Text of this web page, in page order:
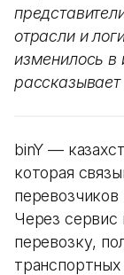
отрасли и
изменилось в
binY —
которая
Через сервис
перевозку,